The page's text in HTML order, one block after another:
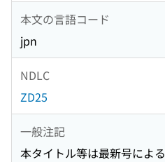
本文の言語コード
jpn
NDLC
ZD25
一般注記
本タイトル等は最新号による